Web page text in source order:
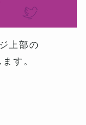
上部の
す。